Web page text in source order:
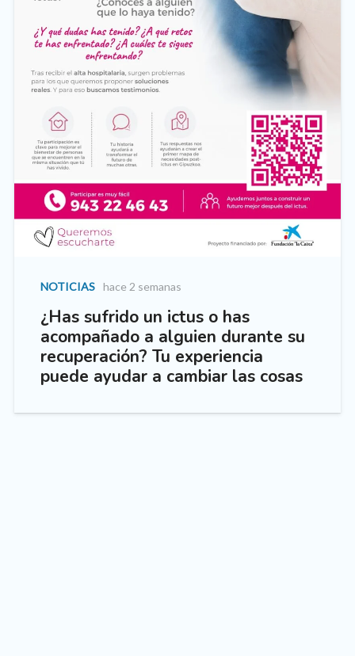
NOTICIAS hace 2 semanas
¿Has sufrido un ictus o has
acompañado a alguien durante su
recuperación? Tu experiencia
puede ayudar a cambiar las cosas